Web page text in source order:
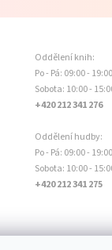
Oddělení knih:
Po - Pá: 09:00 - 19:00
Sobota: 10:00 -
+420 212 341 276
Oddělení hudby:
Po - Pá: 09:00 - 19:00
Sobota: 10:00 -
+420 212 341 275